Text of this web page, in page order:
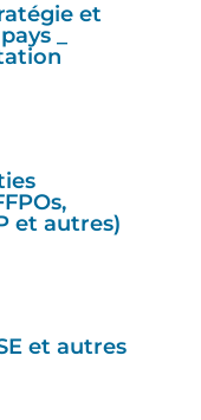
et
_
et autres)
et autres